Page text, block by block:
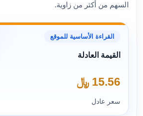
السهم من أكثر من زاوية.
القراءة الأساسية للموقع
القيمة العادلة
15.56 ﷼
سعر عادل